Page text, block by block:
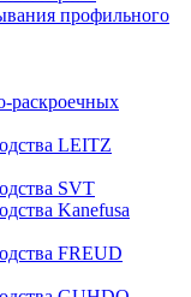
профильного
раскроечных
LEITZ
SVT
Kanefusa
FREUD